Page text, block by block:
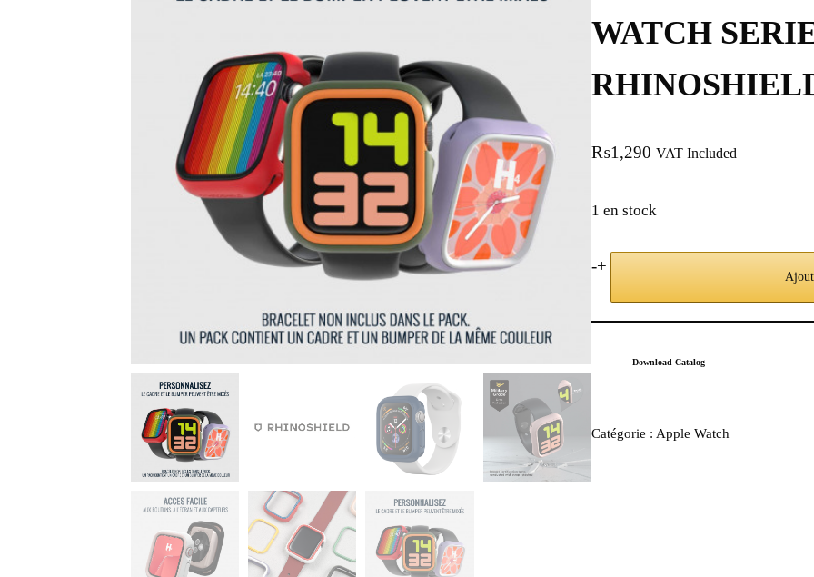
WATCH
₨1,290 VAT Included
1 en stock
-+
Download Catalog
Catégorie : Apple Watch